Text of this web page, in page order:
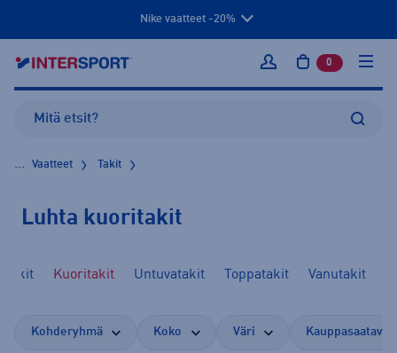
Nike vaatteet -20%
Kirjaudu sisään
0 tuotetta
... Vaatteet Takit
Luhta kuoritakit
Kuoritakit Untuvatakit Toppatakit Vanutakit
Kohderyhmä Koko Väri